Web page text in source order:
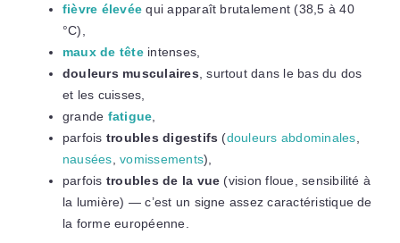
fièvre élevée qui apparaît brutalement (38,5 à 40
°C),
maux de têteintenses,
douleurs musculaires , surtout dans le bas du dos
et les cuisses,
grande fatigue
parfois troubles digestifs (douleurs abdominales
nausées ,vomissements),
parfois troubles de la vue (vision floue, sensibilité à
la lumière) — c’est un signe assez caractéristique de
la forme européenne.